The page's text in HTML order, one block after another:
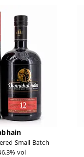
Small Batch
vol